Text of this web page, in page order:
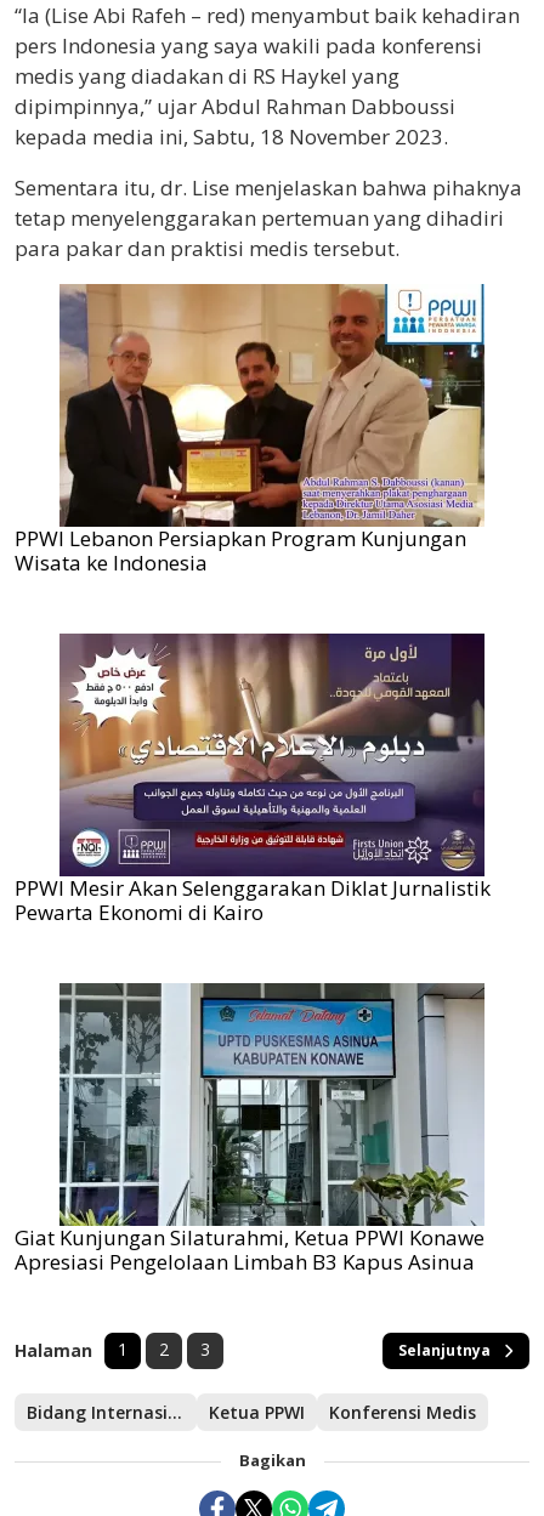
“Ia (Lise Abi Rafeh – red) menyambut baik kehadiran
pers Indonesia yang saya wakili pada konferensi
medis yang diadakan di RS Haykel yang
dipimpinnya,” ujar Abdul Rahman Dabboussi
kepada media ini, Sabtu, 18 November 2023.
Sementara itu, dr. Lise menjelaskan bahwa pihaknya
tetap menyelenggarakan pertemuan yang dihadiri
para pakar dan praktisi medis tersebut.
PPWI Lebanon Persiapkan Program Kunjungan
Wisata ke Indonesia
PPWI Mesir Akan Selenggarakan Diklat Jurnalistik
Pewarta Ekonomi di Kairo
Giat Kunjungan Silaturahmi, Ketua PPWI Konawe
Apresiasi Pengelolaan Limbah B3 Kapus Asinua
Halaman 1 2 3 Selanjutnya
Bidang Internasional Ketua PPWI Konferensi Medis
Bagikan